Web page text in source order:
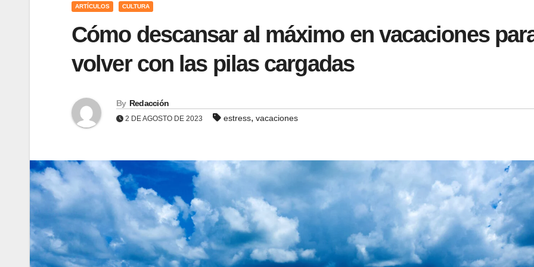
ARTÍCULOS CULTURA
Cómo descansar al máximo en vacaciones
volver con las pilas cargadas
By Redacción
2 DE AGOSTO DE 2023 estress, vacaciones